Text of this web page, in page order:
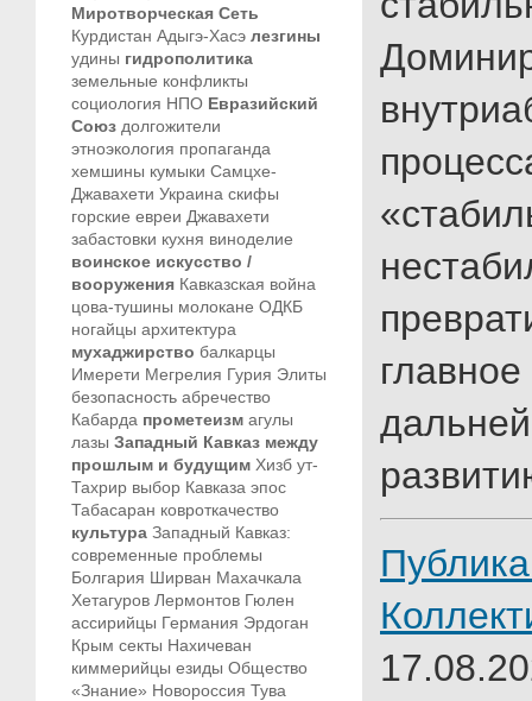
Миротворческая Сеть
Курдистан Адыгэ-Хасэ лезгины
удины гидрополитика
земельные конфликты
социология НПО Евразийский
Союз долгожители
этноэкология пропаганда
хемшины кумыки Самцхе-
Джавахети Украина скифы
горские евреи Джавахети
забастовки кухня виноделие
воинское искусство /
вооружения Кавказская война
цова-тушины молокане ОДКБ
ногайцы архитектура
мухаджирство балкарцы
Имерети Мегрелия Гурия Элиты
безопасность абречество
Кабарда прометеизм агулы
лазы Западный Кавказ между
прошлым и будущим Хизб ут-
Тахрир выбор Кавказа эпос
Табасаран ковроткачество
культура Западный Кавказ:
современные проблемы
Болгария Ширван Махачкала
Хетагуров Лермонтов Гюлен
ассирийцы Германия Эрдоган
Крым секты Нахичеван
киммерийцы езиды Общество
«Знание» Новороссия Тува